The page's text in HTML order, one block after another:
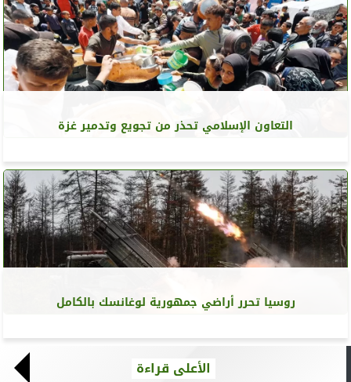
التعاون الإسلامي تحذر من تجويع وتدمير غزة
روسيا تحرر أراضي جمهورية لوغانسك بالكامل
الأعلى قراءة